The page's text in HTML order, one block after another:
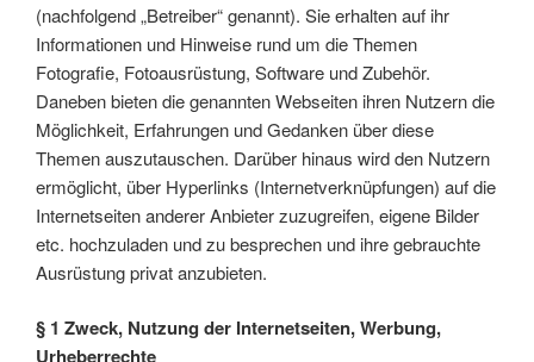
(nachfolgend „Betreiber“ genannt). Sie erhalten auf ihr
Informationen und Hinweise rund um die Themen
Fotografie, Fotoausrüstung, Software und Zubehör.
Daneben bieten die genannten Webseiten ihren Nutzern die
Möglichkeit, Erfahrungen und Gedanken über diese
Themen auszutauschen. Darüber hinaus wird den Nutzern
ermöglicht, über Hyperlinks (Internetverknüpfungen) auf die
Internetseiten anderer Anbieter zuzugreifen, eigene Bilder
etc. hochzuladen und zu besprechen und ihre gebrauchte
Ausrüstung privat anzubieten.
§ 1 Zweck, Nutzung der Internetseiten, Werbung,
Urheberrechte